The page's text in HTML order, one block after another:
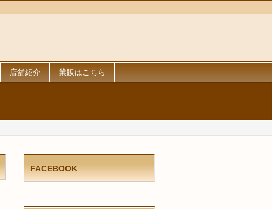
店舗紹介 業販はこちら
FACEBOOK